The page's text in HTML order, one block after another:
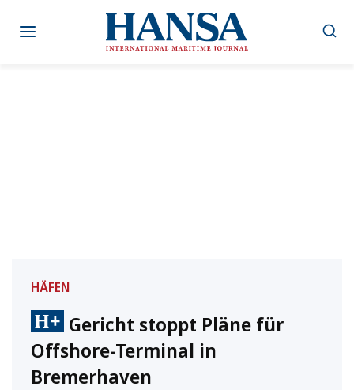
Inhalt
HÄFEN
Gericht stoppt Pläne für
Offshore-Terminal in
Bremerhaven